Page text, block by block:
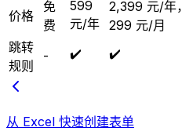
价格
免
费
599
元/年
2,399 元/年，
299 元/月
跳转
规则
- ✔️ ✔️
从 Excel 快速创建表单